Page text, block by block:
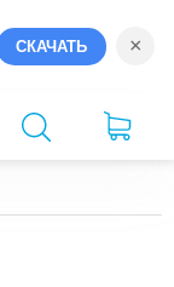
СКАЧАТЬ ×